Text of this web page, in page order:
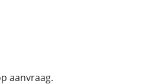
aanvraag.